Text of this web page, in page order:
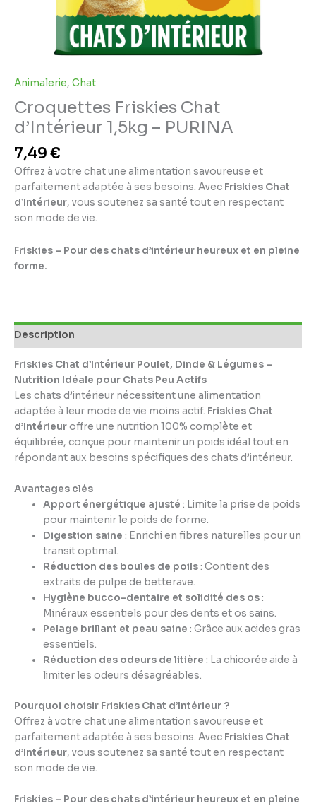
Animalerie, Chat
Croquettes Friskies Chat
d’Intérieur 1,5kg – PURINA
7,49€
Offrez à votre chat une alimentation savoureuse et
parfaitement adaptée à ses besoins. Avec Friskies Chat
d’Intérieur, vous soutenez sa santé tout en respectant
son mode de vie.
Friskies – Pour des chats d’intérieur heureux et en pleine
forme.
Description
Friskies Chat d’Intérieur Poulet, Dinde & Légumes –
Nutrition Idéale pour Chats Peu Actifs
Les chats d’intérieur nécessitent une alimentation
adaptée à leur mode de vie moins actif. Friskies Chat
d’Intérieuroffre une nutrition 100% complète et
équilibrée, conçue pour maintenir un poids idéal tout en
répondant aux besoins spécifiques des chats d’intérieur.
Avantages clés
Apport énergétique ajusté : Limite la prise de poids
pour maintenir le poids de forme.
Digestion saine : Enrichi en fibres naturelles pour un
transit optimal.
Réduction des boules de poils: Contient des
extraits de pulpe de betterave.
Hygiène bucco-dentaire et solidité des os:
Minéraux essentiels pour des dents et os sains.
Pelage brillant et peau saine : Grâce aux acides gras
essentiels.
Réduction des odeurs de litière : La chicorée aide à
limiter les odeurs désagréables.
Pourquoi choisir Friskies Chat d’Intérieur ?
Offrez à votre chat une alimentation savoureuse et
parfaitement adaptée à ses besoins. Avec Friskies Chat
d’Intérieur, vous soutenez sa santé tout en respectant
son mode de vie.
Friskies – Pour des chats d’intérieur heureux et en pleine